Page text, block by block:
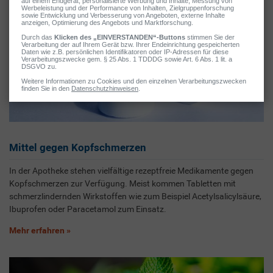
Mittel gegen Kopfschmerzen
In der Apotheke stehen vielfältige rezeptfreie Medikamente gegen
Kopfschmerzen zur Verfügung. Meist kommen Tabletten mit
schmerzlindernden Wirkstoffen wie zum Beispiel Acetylsalicylsäure,
Ibuprofen oder Paracetamol zum Einsatz.
Mehr erfahren